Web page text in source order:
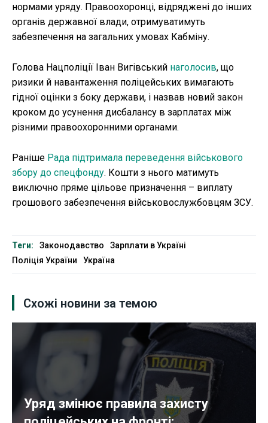
нормами уряду. Правоохоронці, відряджені до інших
органів державної влади, отримуватимуть
забезпечення на загальних умовах Кабміну.
Голова Нацполіції Іван Вигівський наголосив, що
ризики й навантаження поліцейських вимагають
гідної оцінки з боку держави, і назвав новий закон
кроком до усунення дисбалансу в зарплатах між
різними правоохоронними органами.
Раніше Рада підтримала переведення військового
збору до спецфонду. Кошти з нього матимуть
виключно пряме цільове призначення – виплату
грошового забезпечення військовослужбовцям ЗСУ.
Теги: Законодавство
Зарплати в Україні
Поліція України
Україна
Схожі новини за темою
Уряд змінює правила захисту